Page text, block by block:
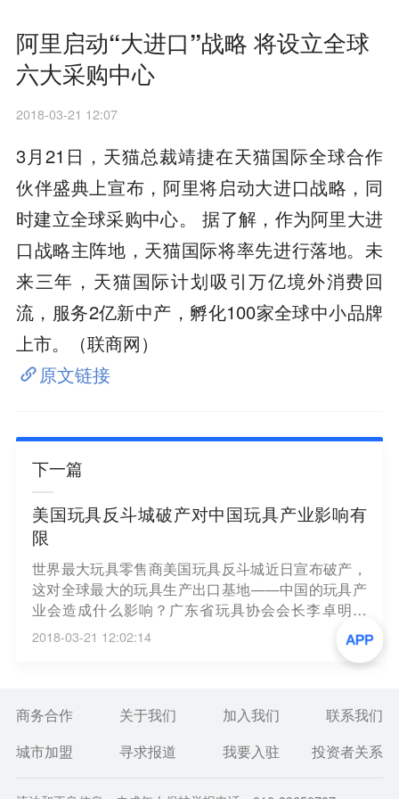
阿里启动“大进口”战略 将设立全球
六大采购中心
2018-03-21 12:07
3月21日，天猫总裁靖捷在天猫国际全球合作
伙伴盛典上宣布，阿里将启动大进口战略，同
时建立全球采购中心。 据了解，作为阿里大进
口战略主阵地，天猫国际将率先进行落地。未
来三年，天猫国际计划吸引万亿境外消费回
流，服务2亿新中产，孵化100家全球中小品牌
上市。（联商网）
原文链接
下一篇
美国玩具反斗城破产对中国玩具产业影响有
限
世界最大玩具零售商美国玩具反斗城近日宣布破产，
这对全球最大的玩具生产出口基地——中国的玩具产
业会造成什么影响？广东省玩具协会会长李卓明表
示，玩具反斗城等一些零售商的兴衰，尽管会造成一
时市场波澜，影响某些关联企业的产品销售，但对整
个社会的玩具消费需求不会产生太大影响。（中新
2018-03-21 12:02:14
商务合作 关于我们 加入我们
联系我们
城市加盟
寻求报道 我要入驻 投资者关系